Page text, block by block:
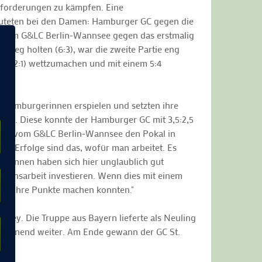
zu kämpfen. Eine
bei den Damen: Hamburger GC gegen die
G&LC Berlin-Wannsee gegen das erstmalig
Sieg holten (6:3), war die zweite Partie eng
(2:1) wettzumachen und mit einem 5:4
erspielen und setzten ihre
Diese konnte der Hamburger GC mit 3,5:2,5
vom G&LC Berlin-Wannsee den Pokal in
"Erfolge sind das, wofür man arbeitet. Es
haben sich hier unglaublich gut
investieren. Wenn dies mit einem
ihre Punkte machen konnten."
Die Truppe aus Bayern lieferte als Neuling
weiter. Am Ende gewann der GC St.